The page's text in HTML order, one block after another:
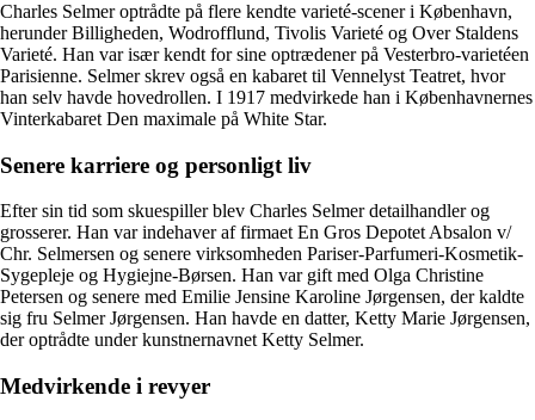
Charles Selmer optrådte på flere kendte varieté-scener i København,
herunder Billigheden, Wodrofflund, Tivolis Varieté og Over Staldens
Varieté. Han var især kendt for sine optrædener på Vesterbro-varietéen
Parisienne. Selmer skrev også en kabaret til Vennelyst Teatret, hvor
han selv havde hovedrollen. I 1917 medvirkede han i Københavnernes
Vinterkabaret Den maximale på White Star.
Senere karriere og personligt liv
Efter sin tid som skuespiller blev Charles Selmer detailhandler og
grosserer. Han var indehaver af firmaet En Gros Depotet Absalon v/
Chr. Selmersen og senere virksomheden Pariser-Parfumeri-Kosmetik-
Sygepleje og Hygiejne-Børsen. Han var gift med Olga Christine
Petersen og senere med Emilie Jensine Karoline Jørgensen, der kaldte
sig fru Selmer Jørgensen. Han havde en datter, Ketty Marie Jørgensen,
der optrådte under kunstnernavnet Ketty Selmer.
Medvirkende i revyer